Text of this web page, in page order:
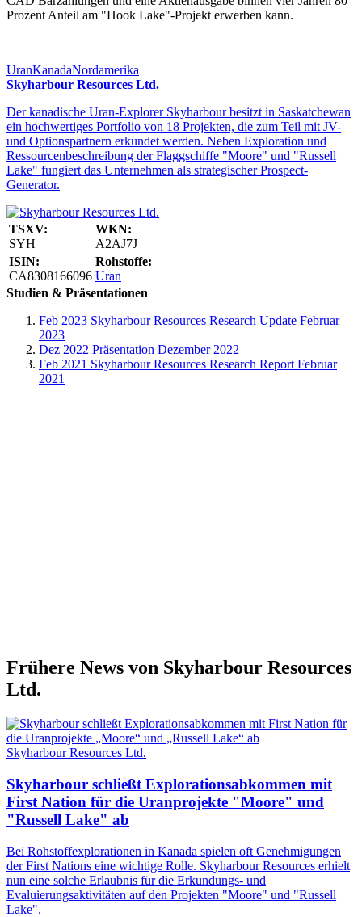
Prozent Anteil am "Hook Lake"-Projekt erwerben kann.
UranKanadaNordamerika
Skyharbour Resources Ltd.
Der kanadische Uran-Explorer Skyharbour besitzt in Saskatchewan
ein hochwertiges Portfolio von 18 Projekten, die zum Teil mit JV-
und Optionspartnern erkundet werden. Neben Exploration und
Ressourcenbeschreibung der Flaggschiffe "Moore" und "Russell
Lake" fungiert das Unternehmen als strategischer Prospect-
Generator.
TSXV:
SYH
WKN:
A2AJ7J
ISIN:
CA8308166096
Rohstoffe:
Uran
Studien & Präsentationen
Feb 2023 Skyharbour Resources Research Update Februar
2023
Dez 2022 Präsentation Dezember 2022
Feb 2021 Skyharbour Resources Research Report Februar
2021
Frühere News von Skyharbour Resources
Ltd.
Skyharbour Resources Ltd.
Skyharbour schließt Explorationsabkommen mit
First Nation für die Uranprojekte "Moore" und
"Russell Lake" ab
Bei Rohstoffexplorationen in Kanada spielen oft Genehmigungen
der First Nations eine wichtige Rolle. Skyharbour Resources erhielt
nun eine solche Erlaubnis für die Erkundungs- und
Evaluierungsaktivitäten auf den Projekten "Moore" und "Russell
Lake".